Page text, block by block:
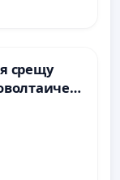
срещу
Радомир